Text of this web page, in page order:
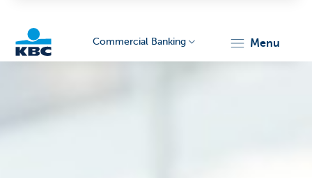
Commercial Banking menu